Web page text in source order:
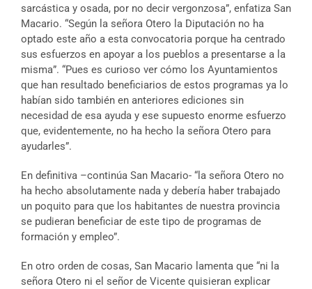
sarcástica y osada, por no decir vergonzosa”, enfatiza San
Macario. “Según la señora Otero la Diputación no ha
optado este año a esta convocatoria porque ha centrado
sus esfuerzos en apoyar a los pueblos a presentarse a la
misma”. “Pues es curioso ver cómo los Ayuntamientos
que han resultado beneficiarios de estos programas ya lo
habían sido también en anteriores ediciones sin
necesidad de esa ayuda y ese supuesto enorme esfuerzo
que, evidentemente, no ha hecho la señora Otero para
ayudarles”.
En definitiva –continúa San Macario- “la señora Otero no
ha hecho absolutamente nada y debería haber trabajado
un poquito para que los habitantes de nuestra provincia
se pudieran beneficiar de este tipo de programas de
formación y empleo”.
En otro orden de cosas, San Macario lamenta que “ni la
señora Otero ni el señor de Vicente quisieran explicar